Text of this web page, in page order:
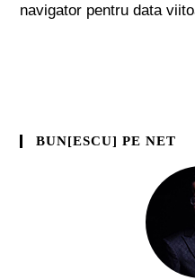
navigator pentru data
BUN[ESCU] PE NET